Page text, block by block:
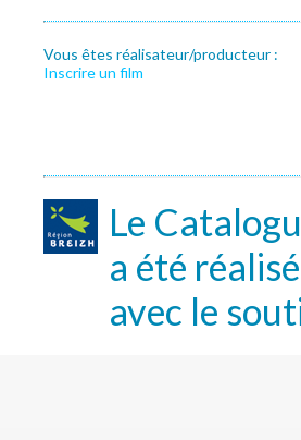
Vous êtes réalisateur/producteur :
Inscrire un film
Le
a été réalisé
avec le